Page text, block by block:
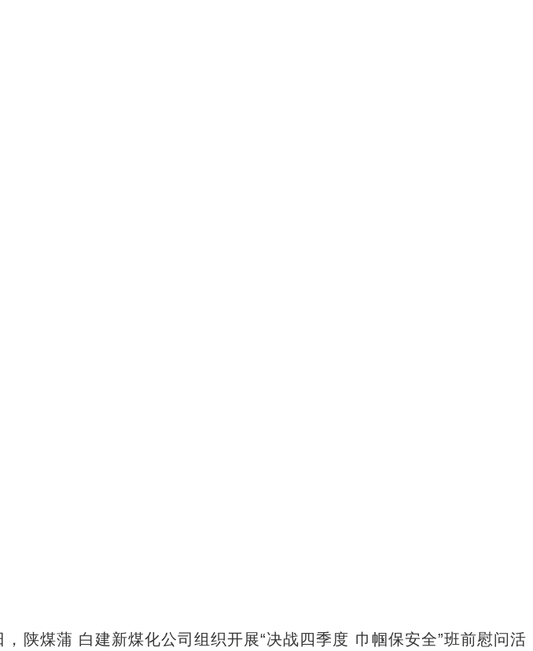
，陕煤蒲 白建新煤化公司组织开展“决战四季度 巾帼保安全”班前慰问活